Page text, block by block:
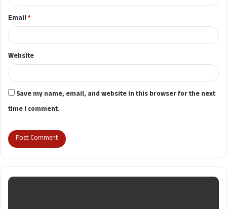
Email*
Website
Save my name, email, and website in this browser for the next
time I comment.